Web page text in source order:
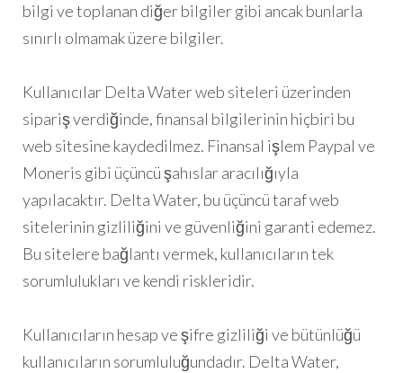
bilgi ve toplanan diğer bilgiler gibi ancak bunlarla
sınırlı olmamak üzere bilgiler.
Kullanıcılar Delta Water web siteleri üzerinden
sipariş verdiğinde, finansal bilgilerinin hiçbiri bu
web sitesine kaydedilmez. Finansal işlem Paypal ve
Moneris gibi üçüncü şahıslar aracılığıyla
yapılacaktır. Delta Water, bu üçüncü taraf web
sitelerinin gizliliğini ve güvenliğini garanti edemez.
Bu sitelere bağlantı vermek, kullanıcıların tek
sorumlulukları ve kendi riskleridir.
Kullanıcıların hesap ve şifre gizliliği ve bütünlüğü
kullanıcıların sorumluluğundadır. Delta Water,